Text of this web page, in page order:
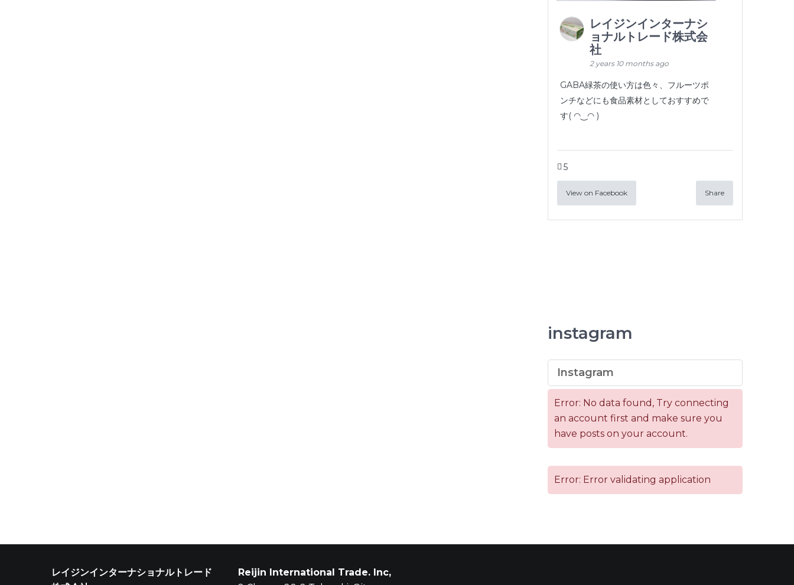
レイジンインターナシ
ョナルトレード株式会
社
2 years 10 months ago
GABA緑茶の使い方は色々、フルーツポ
ンチなどにも食品素材としておすすめで
す( ◠‿◠ )
5
View on Facebook Share
instagram
Instagram
Error: No data found, Try connecting
an account first and make sure you
have posts on your account.
Error: Error validating application
レイジンインターナショナルトレード
Reijin International Trade. Inc,